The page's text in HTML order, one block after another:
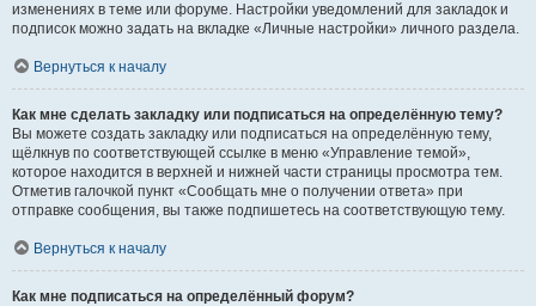
изменениях в теме или форуме. Настройки уведомлений для закладок и
подписок можно задать на вкладке «Личные настройки» личного раздела.
Вернуться к началу
Как мне сделать закладку или подписаться на определённую тему?
Вы можете создать закладку или подписаться на определённую тему,
щёлкнув по соответствующей ссылке в меню «Управление темой»,
которое находится в верхней и нижней части страницы просмотра тем.
Отметив галочкой пункт «Сообщать мне о получении ответа» при
отправке сообщения, вы также подпишетесь на соответствующую тему.
Вернуться к началу
Как мне подписаться на определённый форум?